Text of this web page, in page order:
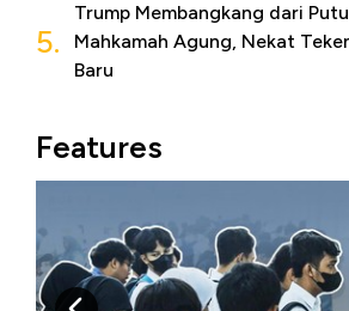
5.
Trump Membangkang dari
Mahkamah Agung, Nekat
Baru
Features